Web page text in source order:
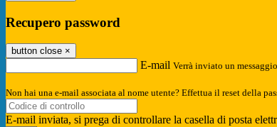
Recupero password
button close ×
E-mail Verrà inviato un
Non hai una e-mail associata al nome utente? Effettua il reset della
E-mail inviata, si prega di controllare la casella di posta